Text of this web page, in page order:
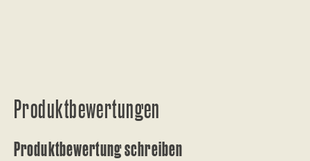
Produktbewertungen
Produktbewertung schreiben